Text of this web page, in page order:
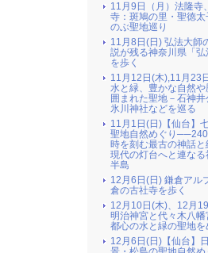
11月9日（月）法隆寺
寺：斑鳩の里・聖徳太
のぶ聖地巡り
11月8日(日) 弘法大師
説が残る神奈川県「弘
を歩く
11月12日(木),11月23
水と緑、豊かな自然や
囲まれた聖地－石神井
氷川神社などを巡る
11月1日(日)【仙台】
聖地自然めぐり
時を刻む最古の神話と
現代の灯台へと連なる
半島
12月6日(日) 鎌倉アル
倉の古社寺を歩く
12月10日(木)、12月
明治神宮と代々木八
都心の水と緑の聖地を
12月6日(日)【仙台】